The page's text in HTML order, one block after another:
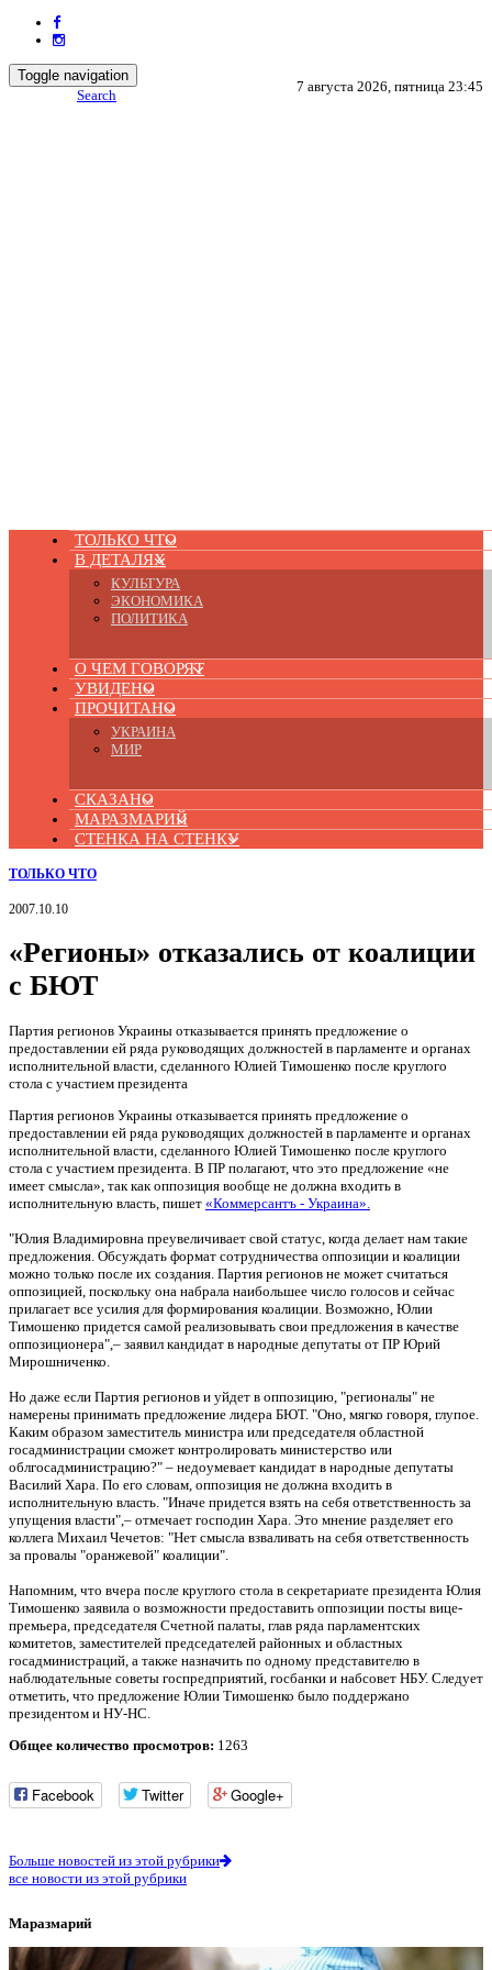
7 августа 2026, пятница 23:45
Toggle navigation
Search
ТОЛЬКО ЧТО
В ДЕТАЛЯХ
КУЛЬТУРА
ЭКОНОМИКА
ПОЛИТИКА
О ЧЕМ ГОВОРЯТ
УВИДЕНО
ПРОЧИТАНО
УКРАИНА
МИР
СКАЗАНО
МАРАЗМАРИЙ
СТЕНКА НА СТЕНКУ
ТОЛЬКО ЧТО
2007.10.10
«Регионы» отказались от коалиции
с БЮТ
Партия регионов Украины отказывается принять предложение о
предоставлении ей ряда руководящих должностей в парламенте и органах
исполнительной власти, сделанного Юлией Тимошенко после круглого
стола с участием президента
Партия регионов Украины отказывается принять предложение о
предоставлении ей ряда руководящих должностей в парламенте и органах
исполнительной власти, сделанного Юлией Тимошенко после круглого
стола с участием президента. В ПР полагают, что это предложение «не
имеет смысла», так как оппозиция вообще не должна входить в
исполнительную власть, пишет «Коммерсантъ - Украина».
"Юлия Владимировна преувеличивает свой статус, когда делает нам такие
предложения. Обсуждать формат сотрудничества оппозиции и коалиции
можно только после их создания. Партия регионов не может считаться
оппозицией, поскольку она набрала наибольшее число голосов и сейчас
прилагает все усилия для формирования коалиции. Возможно, Юлии
Тимошенко придется самой реализовывать свои предложения в качестве
оппозиционера",– заявил кандидат в народные депутаты от ПР Юрий
Мирошниченко.
Но даже если Партия регионов и уйдет в оппозицию, "регионалы" не
намерены принимать предложение лидера БЮТ. "Оно, мягко говоря, глупое.
Каким образом заместитель министра или председателя областной
госадминистрации сможет контролировать министерство или
облгосадминистрацию?" – недоумевает кандидат в народные депутаты
Василий Хара. По его словам, оппозиция не должна входить в
исполнительную власть. "Иначе придется взять на себя ответственность за
упущения власти",– отмечает господин Хара. Это мнение разделяет его
коллега Михаил Чечетов: "Нет смысла взваливать на себя ответственность
за провалы "оранжевой" коалиции".
Напомним, что вчера после круглого стола в секретариате президента Юлия
Тимошенко заявила о возможности предоставить оппозиции посты вице-
премьера, председателя Счетной палаты, глав ряда парламентских
комитетов, заместителей председателей районных и областных
госадминистраций, а также назначить по одному представителю в
наблюдательные советы госпредприятий, госбанки и набсовет НБУ. Следует
отметить, что предложение Юлии Тимошенко было поддержано
президентом и НУ-НС.
Общее количество просмотров: 1263
Facebook Twitter Google+
Больше новостей из этой рубрики
все новости из этой рубрики
Маразмарий